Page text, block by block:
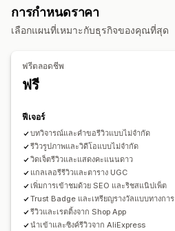
การกรอง
ส่วนย่อยแบบสมบูรณ์
คำขอทางอีเมล
โซเชียลมีเดีย
ตรวจสอบการเผยแพร่
การเพิ่มประสิทธิภาพ Metadata
การเฝ้าติดตามประสิทธิภาพ
การทดสอบ A/B
การกำหนดราคา
เลือกแผนที่เหมาะกับธุรกิจของคุณที่สุด
ฟรีตลอดชีพ
ฟรี
ฟีเจอร์
บทวิจารณ์และคำขอรีวิวแบบไม่จำกัด
รีวิวรูปภาพและวิดีโอแบบไม่จำกัด
วิดเจ็ตรีวิวและแสดงคะแนนดาว
แกลเลอรีรีวิวและตาราง UGC
เพิ่มการเข้าชมด้วย SEO และริชสแนิปเพ็ต
Trust Badge และเหรียญรางวัลแบบทางการ
รีวิวและเรตติ้งจาก Shop App
นำเข้าและซิงค์รีวิวจาก AliExpress